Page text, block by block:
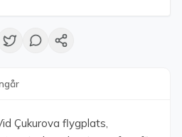
Çukurova flygplats,